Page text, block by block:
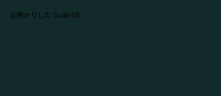
お預かりした Guild D5